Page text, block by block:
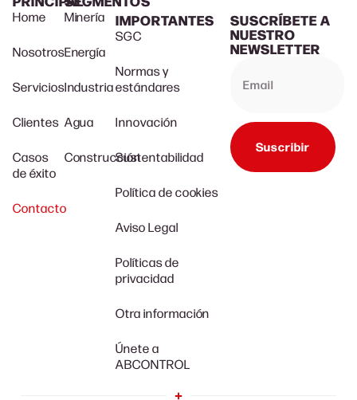
Home
Nosotros
Servicios
Clientes
Casos
de éxito
Contacto
Minería
Energía
Industria
Agua
Construcción
IMPORTANTES
SGC
Normas y
estándares
Innovación
Sustentabilidad
Política de cookies
Aviso Legal
Políticas de
privacidad
Otra información
Únete a
ABCONTROL
SUSCRÍBETE A
NUESTRO
NEWSLETTER
Suscribir